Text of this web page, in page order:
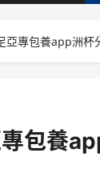
亞專包養app洲杯
包養